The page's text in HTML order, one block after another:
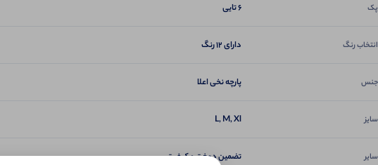
پک 6 تایی
انتخاب رنگ دارای 12 رنگ
جنس پارچه نخی اعلا
سایز L, M, Xl
سایر تضمین دوخت و کیفیت